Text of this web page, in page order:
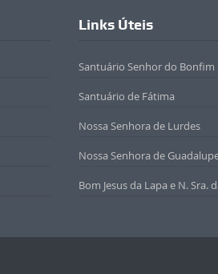
Links Úteis
Santuário Senhor do Bonfim
Santuário de Fátima
Nossa Senhora de Lurdes
Nossa Senhora de
Bom Jesus da Lapa e N. Sra.